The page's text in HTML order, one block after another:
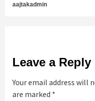
aajtakadmin
Leave a Reply
Your email address will
are marked *